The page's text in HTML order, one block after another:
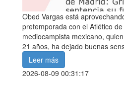
Obed Vargas está
pretemporada con el Atlético
mediocampista mexicano,
21 años, ha dejado buenas
Leer más
2026-08-09 00:31:17